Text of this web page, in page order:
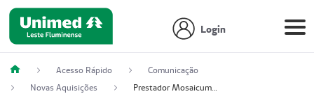
Login
Acesso Rápido
Comunicação
Novas Aquisições
Prestador Mosaicum Espaço Clínico Eireli (51004355-5)